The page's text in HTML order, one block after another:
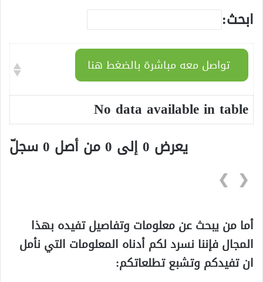
ابحث:
تواصل معه مباشرة بالضغط هنا
No data available in table
يعرض 0 إلى 0 من أصل 0 سجلّ
❮
❯
أما من يبحث عن معلومات وتفاصيل تفيده بهذا
المجال فإننا نسرد لكم أدناه المعلومات التي نأمل
ان تفيدكم وتشبع تطلعاتكم: